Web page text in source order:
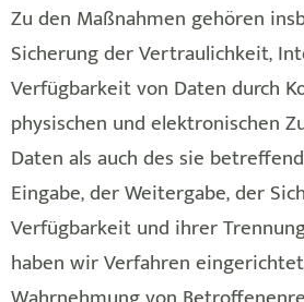
Zu den Maßnahmen gehören
Sicherung der Vertraulichkeit,
Verfügbarkeit von Daten durch
physischen und elektronischen
Daten als auch des sie
Eingabe, der Weitergabe, der
Verfügbarkeit und ihrer
haben wir Verfahren